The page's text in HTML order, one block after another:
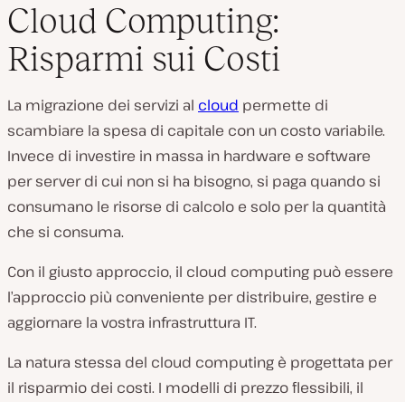
Cloud Computing:
Risparmi sui Costi
La migrazione dei servizi al cloud permette di
scambiare la spesa di capitale con un costo variabile.
Invece di investire in massa in hardware e software
per server di cui non si ha bisogno, si paga quando si
consumano le risorse di calcolo e solo per la quantità
che si consuma.
Con il giusto approccio, il cloud computing può essere
l’approccio più conveniente per distribuire, gestire e
aggiornare la vostra infrastruttura IT.
La natura stessa del cloud computing è progettata per
il risparmio dei costi. I modelli di prezzo flessibili, il